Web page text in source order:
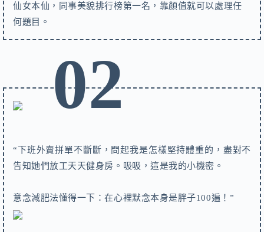
仙女本仙，同事美貌排行榜第一名，靠顏值就可以處理任
何題目。
02
“下班外賣拼單不斷斷，問起我是怎樣堅持體重的，盡對不
告知她們放工天天健身房。吸吸，這是我的小機密。
意念減肥法懂得一下：在心裡默念本身是胖子100遍！”